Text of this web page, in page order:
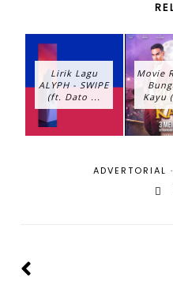
Lirik Lagu
ALYPH - SWIPE
(ft. Dato ...
Movie
Kayu
ADVERTORIAL ·